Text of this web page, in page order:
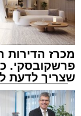
צילום: דוברות
מכרז הדירות
פרשקובסקי.
שצריך לדעת
שמגישים
באשדוד